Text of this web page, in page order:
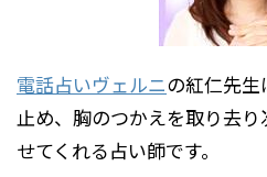
電話占いヴェルニの紅仁先
止め、胸のつかえを取り去
せてくれる占い師です。